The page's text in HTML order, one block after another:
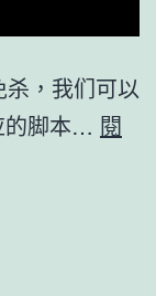
，我们可以
的脚本… 閱